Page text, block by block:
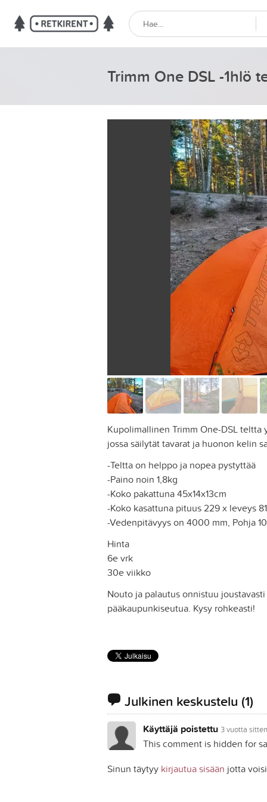
Trimm One DSL -1hlö
Kupolimallinen Trimm One-DSL
jossa säilytät tavarat ja huonon kelin
-Teltta on helppo ja nopea pystyttää
-Paino noin 1,8kg
-Koko pakattuna 45x14x13cm
-Koko kasattuna pituus 229 x leveys
-Vedenpitävyys on 4000 mm, Pohja
Hinta
6e vrk
30e viikko
Nouto ja palautus onnistuu
pääkaupunkiseutua. Kysy rohkeasti!
Julkinen keskustelu (1)
Käyttäjä poistettu 3 vuotta sitten
This comment is hidden for
Sinun täytyy kirjautua sisään jotta